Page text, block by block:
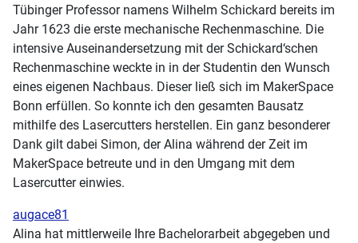
Tübinger Professor namens Wilhelm Schickard bereits im
Jahr 1623 die erste mechanische Rechenmaschine. Die
intensive Auseinandersetzung mit der Schickard‘schen
Rechenmaschine weckte in in der Studentin den Wunsch
eines eigenen Nachbaus. Dieser ließ sich im MakerSpace
Bonn erfüllen. So konnte ich den gesamten Bausatz
mithilfe des Lasercutters herstellen. Ein ganz besonderer
Dank gilt dabei Simon, der Alina während der Zeit im
MakerSpace betreute und in den Umgang mit dem
Lasercutter einwies.
augace81
Alina hat mittlerweile Ihre Bachelorarbeit abgegeben und